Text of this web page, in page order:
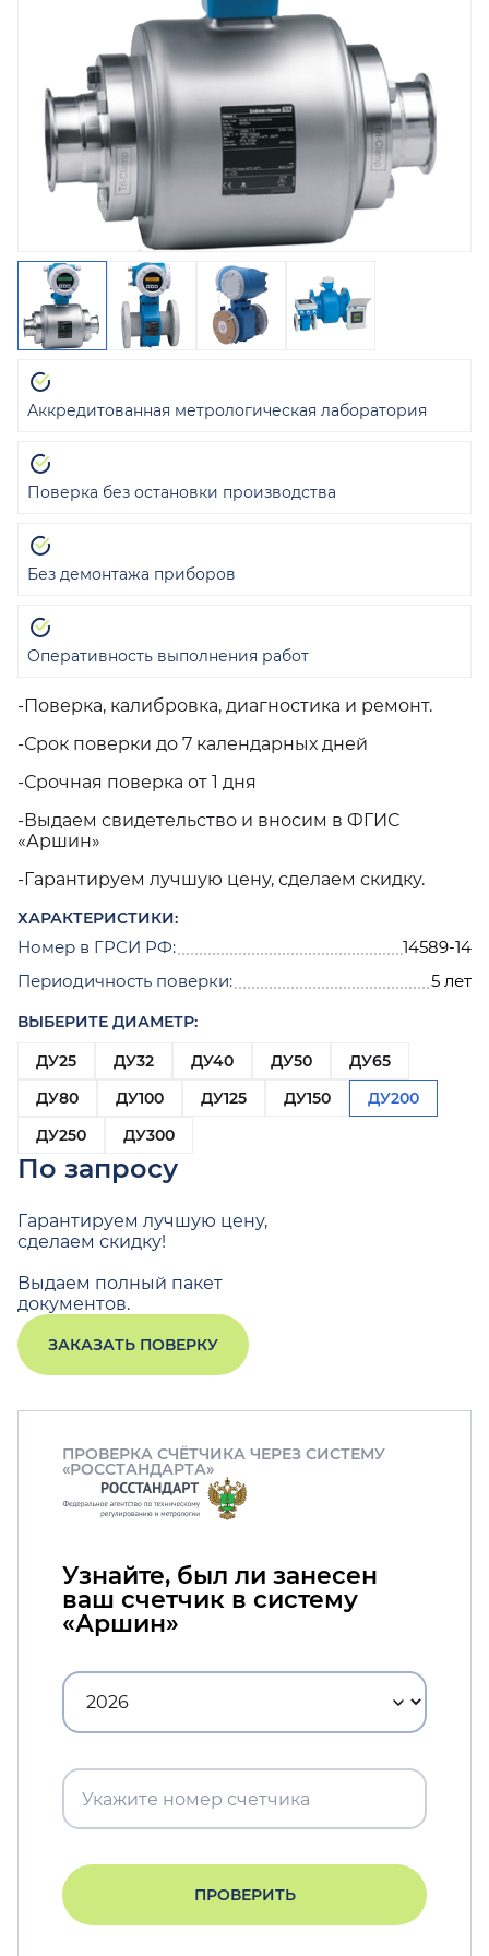
-Поверка, калибровка, диагностика и ремонт.
-Срок поверки до 7 календарных дней
-Срочная поверка от 1 дня
-Выдаем свидетельство и вносим в ФГИС
«Аршин»
-Гарантируем лучшую цену, сделаем скидку.
ХАРАКТЕРИСТИКИ:
Номер в ГРСИ РФ:
14589-14
Периодичность поверки:
5 лет
ВЫБЕРИТЕ ДИАМЕТР:
ДУ25
ДУ32 ДУ40 ДУ50
ДУ65
ДУ80
ДУ100 ДУ125 ДУ150
ДУ200
ДУ250
ДУ300
По запросу
Гарантируем лучшую цену,
сделаем скидку!
Выдаем полный пакет
документов.
ЗАКАЗАТЬ ПОВЕРКУ
Аккредитованная метрологическая лаборатория
Поверка без остановки производства
Без демонтажа приборов
Оперативность выполнения работ
ПРОВЕРКА СЧЁТЧИКА ЧЕРЕЗ СИСТЕМУ
«РОССТАНДАРТА»
Узнайте, был ли занесен
ваш счетчик в систему
«Аршин»
ПРОВЕРИТЬ